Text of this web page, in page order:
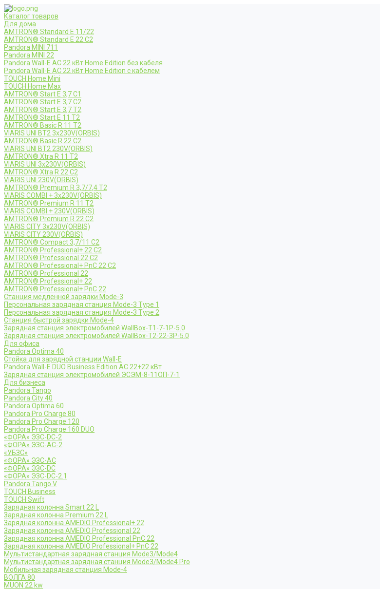
Каталог товаров
Для дома
AMTRON® Standard E 11/22
AMTRON® Standard E 22 C2
Pandora MINI 711
Pandora MINI 22
Pandora Wall-E AC 22 кВт Home Edition без кабеля
Pandora Wall-E AC 22 кВт Home Edition с кабелем
TOUCH Home Mini
TOUCH Home Max
AMTRON® Start E 3,7 C1
AMTRON® Start E 3,7 C2
AMTRON® Start E 3,7 T2
AMTRON® Start E 11 T2
AMTRON® Basic R 11 T2
VIARIS UNI BT2 3x230V(ORBIS)
AMTRON® Basic R 22 C2
VIARIS UNI BT2 230V(ORBIS)
AMTRON® Xtra R 11 T2
VIARIS UNI 3x230V(ORBIS)
AMTRON® Xtra R 22 C2
VIARIS UNI 230V(ORBIS)
AMTRON® Premium R 3,7/7,4 T2
VIARIS COMBI + 3x230V(ORBIS)
AMTRON® Premium R 11 T2
VIARIS COMBI + 230V(ORBIS)
AMTRON® Premium R 22 C2
VIARIS CITY 3x230V(ORBIS)
VIARIS CITY 230V(ORBIS)
AMTRON® Compact 3,7/11 C2
AMTRON® Professional+ 22 C2
AMTRON® Professional 22 C2
AMTRON® Professional+ PnC 22 C2
AMTRON® Professional 22
AMTRON® Professional+ 22
AMTRON® Professional+ PnC 22
Станция медленной зарядки Mode-3
Персональная зарядная станция Mode-3 Type 1
Персональная зарядная станция Mode-3 Type 2
Станция быстрой зарядки Mode-4
Зарядная станция электромобилей WallBox-Т1-7-1Р-5.0
Зарядная станция электромобилей WallBox-Т2-22-3Р-5.0
Для офиса
Pandora Optima 40
Стойка для зарядной станции Wall-E
Pandora Wall-E DUO Business Edition AC 22+22 кВт
Зарядная станция электромобилей ЭСЭМ-8-11ОП-7-1
Для бизнеса
Pandora Tango
Pandora City 40
Pandora Optima 60
Pandora Pro Charge 80
Pandora Pro Charge 120
Pandora Pro Charge 160 DUO
«ФОРА» ЭЗС-DC-2
«ФОРА» ЭЗС-AC-2
«УБЗС»
«ФОРА» ЭЗС-AC
«ФОРА» ЭЗС-DC
«ФОРА» ЭЗС-DC-2.1
Pandora Tango V
TOUCH Business
TOUCH Swift
Зарядная колонна Smart 22 L
Зарядная колонна Premium 22 L
Зарядная колонна AMEDIO Professional+ 22
Зарядная колонна AMEDIO Professional 22
Зарядная колонна AMEDIO Professional PnC 22
Зарядная колонна AMEDIO Professional+ PnC 22
Мультистандартная зарядная станция Mode3/Mode4
Мультистандартная зарядная станция Mode3/Mode4 Pro
Мобильная зарядная станция Mode-4
ВОЛГА 80
MUON 22 kw